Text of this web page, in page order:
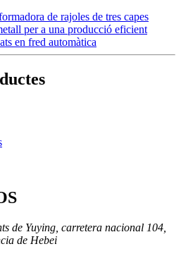
de rajoles de tres capes
per a una producció eficient
en fred automàtica
de Yuying, carretera nacional 104,
de Hebei